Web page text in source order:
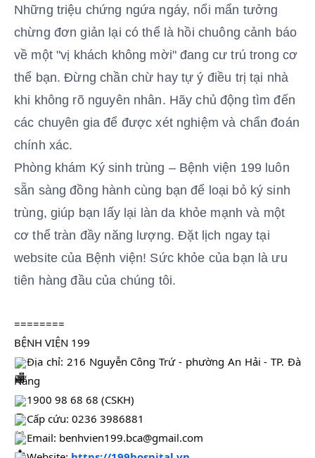
Những triệu chứng ngứa ngáy, nổi mẩn tưởng
chừng đơn giản lại có thể là hồi chuông cảnh báo
về một "vị khách không mời" đang cư trú trong cơ
thể bạn. Đừng chần chừ hay tự ý điều trị tại nhà
khi không rõ nguyên nhân. Hãy chủ động tìm đến
các chuyên gia để được xét nghiệm và chẩn đoán
chính xác.
Phòng khám Ký sinh trùng – Bệnh viện 199 luôn
sẵn sàng đồng hành cùng bạn để loại bỏ ký sinh
trùng, giúp bạn lấy lại làn da khỏe mạnh và một
cơ thể tràn đầy năng lượng.Đặt lịch ngay tại
website của Bệnh viện! Sức khỏe của bạn là ưu
tiên hàng đầu của chúng tôi.
========
BỆNH VIỆN 199
Địa chỉ: 216 Nguyễn Công Trứ - phường An Hải - TP. Đà
Nẵng
1900 98 68 68 (CSKH)
Cấp cứu: 0236 3986881
Email: benhvien199.bca@gmail.com